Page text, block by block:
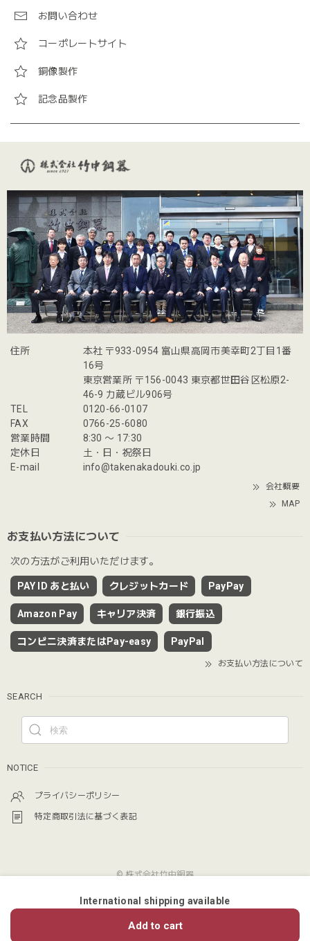
お問い合わせ
コーポレートサイト
銅像製作
記念品製作
住所
本社 〒933-0954 富山県高岡市美幸町2丁目1番
16号
東京営業所 〒156-0043 東京都世田谷区松原2-
46-9 力蔵ビル906号
TEL
0120-66-0107
FAX
0766-25-6080
営業時間
8:30 〜 17:30
定休日
土・日・祝祭日
E-mail
info@takenakadouki.co.jp
会社概要
MAP
お支払い方法について
次の方法がご利用いただけます。
PAY ID あと払い クレジットカード PayPay
Amazon Pay キャリア決済 銀行振込
コンビニ決済またはPay-easy PayPal
お支払い方法について
SEARCH
NOTICE
プライバシーポリシー
特定商取引法に基づく表記
© 株式会社竹中銅器
International shipping available
Add to cart
ショップに質問する